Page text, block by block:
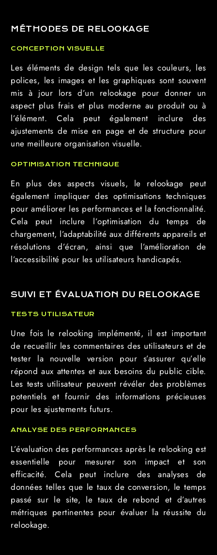
MÉTHODES DE RELOOKAGE
CONCEPTION VISUELLE
Les éléments de design tels que les couleurs, les
polices, les images et les graphiques sont souvent
mis à jour lors d’un relookage pour donner un
aspect plus frais et plus moderne au produit ou à
l’élément. Cela peut également inclure des
ajustements de mise en page et de structure pour
une meilleure organisation visuelle.
OPTIMISATION TECHNIQUE
En plus des aspects visuels, le relookage peut
également impliquer des optimisations techniques
pour améliorer les performances et la fonctionnalité.
Cela peut inclure l’optimisation du temps de
chargement, l’adaptabilité aux différents appareils et
résolutions d’écran, ainsi que l’amélioration de
l’accessibilité pour les utilisateurs handicapés.
SUIVI ET ÉVALUATION DU RELOOKAGE
TESTS UTILISATEUR
Une fois le relooking implémenté, il est important
de recueillir les commentaires des utilisateurs et de
tester la nouvelle version pour s’assurer qu’elle
répond aux attentes et aux besoins du public cible.
Les tests utilisateur peuvent révéler des problèmes
potentiels et fournir des informations précieuses
pour les ajustements futurs.
ANALYSE DES PERFORMANCES
L’évaluation des performances après le relooking est
essentielle pour mesurer son impact et son
efficacité. Cela peut inclure des analyses de
données telles que le taux de conversion, le temps
passé sur le site, le taux de rebond et d’autres
métriques pertinentes pour évaluer la réussite du
relookage.